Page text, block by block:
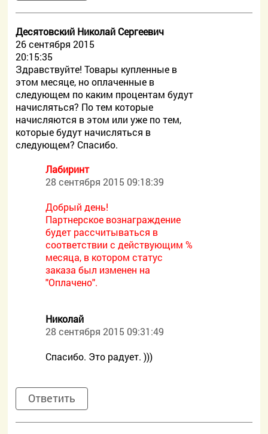
Десятовский Николай Сергеевич
26 сентября 2015
20:15:35
Здравствуйте! Товары купленные в
этом месяце, но оплаченные в
следующем по каким процентам будут
начисляться? По тем которые
начисляются в этом или уже по тем,
которые будут начисляться в
следующем? Спасибо.
Лабиринт
28 сентября 2015 09:18:39
Добрый день!
Партнерское вознаграждение
будет рассчитываться в
соответствии с действующим %
месяца, в котором статус
заказа был изменен на
"Оплачено".
Николай
28 сентября 2015 09:31:49
Спасибо. Это радует. )))
Ответить